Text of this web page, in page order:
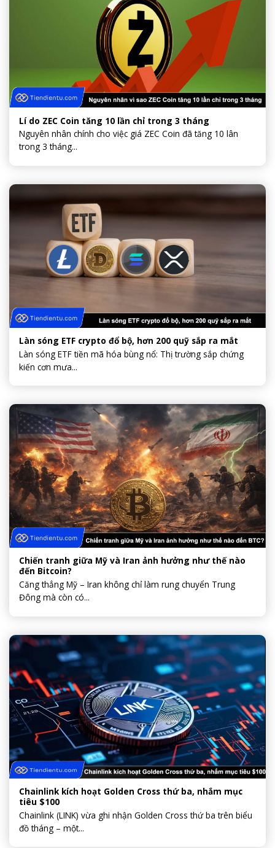
Lí do ZEC Coin tăng 10 lần chỉ trong 3 tháng
Nguyên nhân chính cho việc giá ZEC Coin đã tăng 10 lân
trong 3 tháng...
Làn sóng ETF crypto đổ bộ, hơn 200 quỹ sắp ra mắt
Làn sóng ETF tiền mã hóa bùng nổ: Thị trường sắp chứng
kiến cơn mưa...
Chiến tranh giữa Mỹ và Iran ảnh hưởng như thế nào
đến Bitcoin?
Căng thẳng Mỹ – Iran không chỉ làm rung chuyển Trung
Đông mà còn có...
Chainlink kích hoạt Golden Cross thứ ba, nhắm mục
tiêu $100
Chainlink (LINK) vừa ghi nhận Golden Cross thứ ba trên biểu
đồ tháng – một...